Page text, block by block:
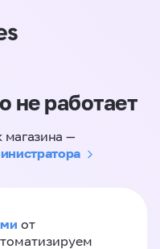
не работает
магазина —
от